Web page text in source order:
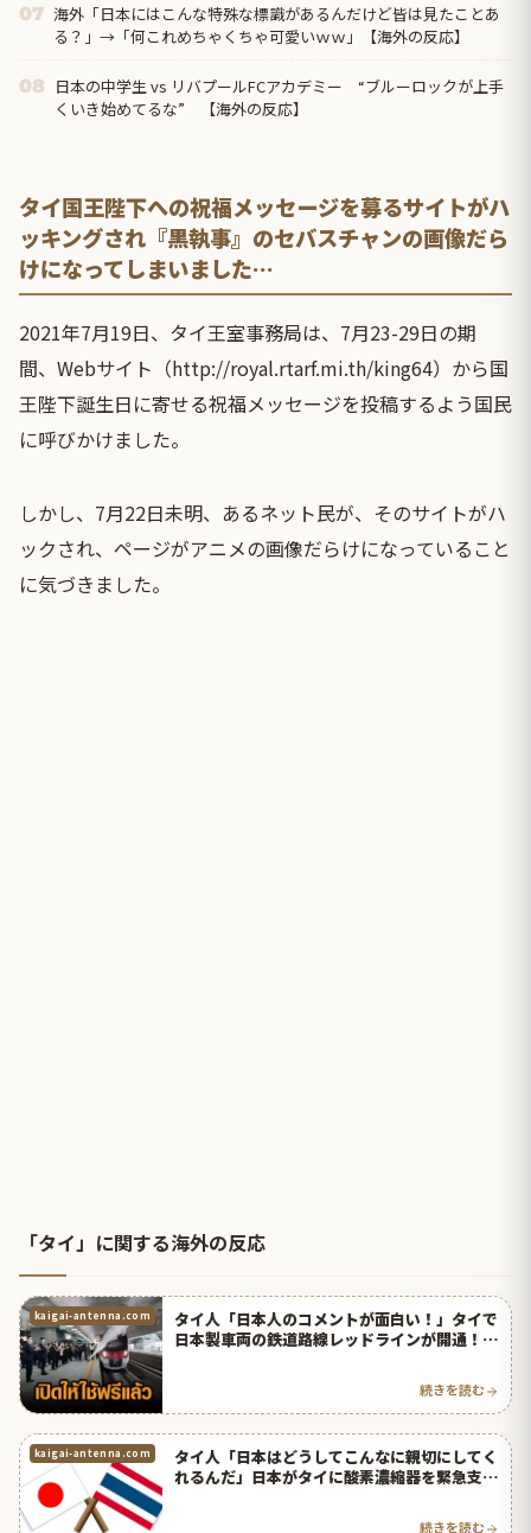
07 海外「日本にはこんな特殊な標識があるんだけど皆は見たことあ
る？」→「何これめちゃくちゃ可愛いｗｗ」【海外の反応】
08
日本の中学生 vs リバプールFCアカデミー “ブルーロックが上手
くいき始めてるな” 【海外の反応】
タイ国王陛下への祝福メッセージを募るサイトがハ
ッキングされ『黒執事』のセバスチャンの画像だら
けになってしまいました…
2021年7月19日、タイ王室事務局は、7月23-29日の期
間、Webサイト（http://royal.rtarf.mi.th/king64）から国
王陛下誕生日に寄せる祝福メッセージを投稿するよう国民
に呼びかけました。
しかし、7月22日未明、あるネット民が、そのサイトがハ
ックされ、ページがアニメの画像だらけになっていること
に気づきました。
「タイ」に関する海外の反応
kaigai-antenna.com
タイ人「日本人のコメントが面白い！」タイで
日本製車両の鉄道路線レッドラインが開通！
続きを読む
kaigai-antenna.com
タイ人「日本はどうしてこんなに親切にしてく
れるんだ」日本がタイに酸素濃縮器を緊急支
続きを読む